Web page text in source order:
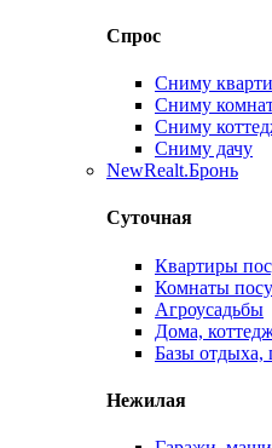
Спрос
Сниму
Сниму
Сниму
Сниму дачу
NewRealt.Бронь
Суточная
Квартиры
Комнаты
Агроусадьбы
Дома,
Базы отдыха,
Нежилая